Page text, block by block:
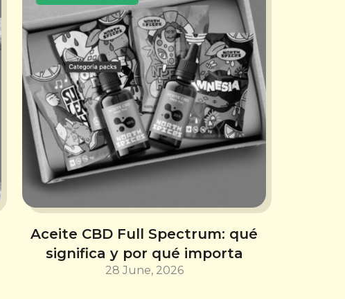
Aceite CBD Full Spectrum: qué
significa y por qué importa
28 June, 2026